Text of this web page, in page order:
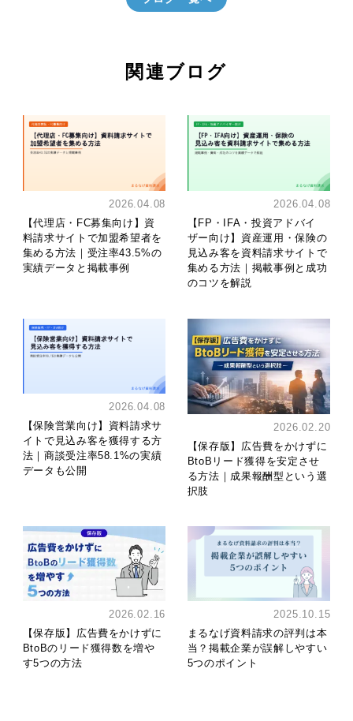
関連ブログ
2026.04.08
【代理店・FC募集向け】資
料請求サイトで加盟希望者を
集める方法｜受注率43.5%の
実績データと掲載事例
2026.04.08
【FP・IFA・投資アドバイ
ザー向け】資産運用・保険の
見込み客を資料請求サイトで
集める方法｜掲載事例と成功
のコツを解説
2026.04.08
【保険営業向け】資料請求サ
イトで見込み客を獲得する方
法｜商談受注率58.1%の実績
データも公開
2026.02.20
【保存版】広告費をかけずに
BtoBリード獲得を安定させ
る方法｜成果報酬型という選
択肢
2026.02.16
【保存版】広告費をかけずに
BtoBのリード獲得数を増や
す5つの方法
2025.10.15
まるなげ資料請求の評判は本
当？掲載企業が誤解しやすい
5つのポイント